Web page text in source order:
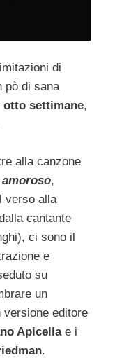
di
pò di sana
otto settimane,
alla canzone
,
verso alla
cantante
ci sono il
e
su
un
editore
Apicellae i
.